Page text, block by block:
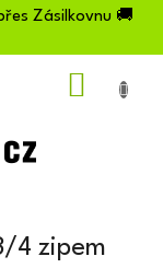
Zásilkovnu 🚚
4 zipem